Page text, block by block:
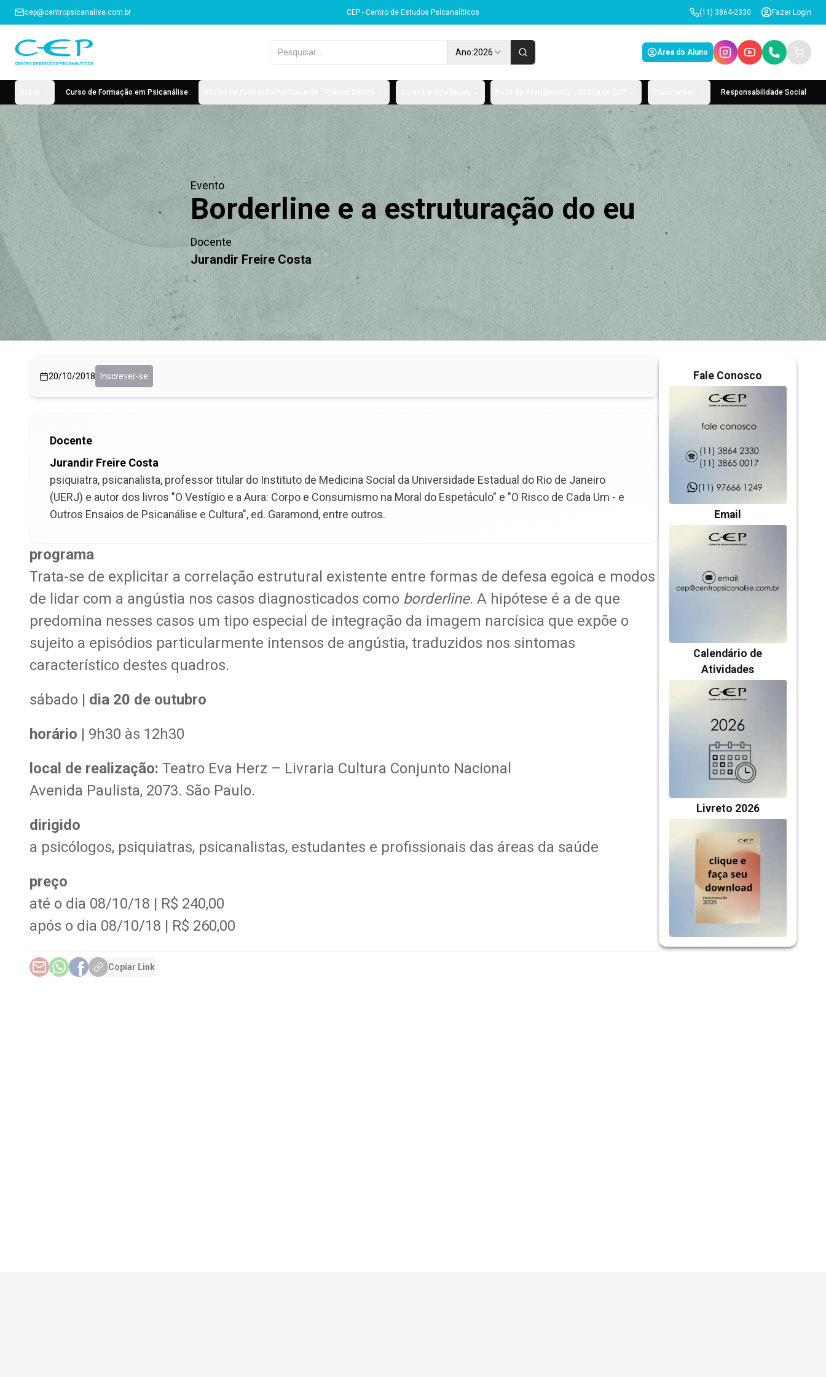
cep@centropsicanalise.com.br CEP - Centro de Estudos Psicanalíticos (11) 3864-2330 Fazer Login
Ano:2026 Área do Aluno
Curso de Formação em Psicanálise Responsabilidade Social
Evento
Borderline e a estruturação do eu
Docente
Jurandir Freire Costa
20/10/2018 Inscrever-se
programa
Trata-se de explicitar a correlação estrutural existente entre formas de defesa egoica e modos
de lidar com a angústia nos casos diagnosticados como borderline. A hipótese é a de que
predomina nesses casos um tipo especial de integração da imagem narcísica que expõe o
sujeito a episódios particularmente intensos de angústia, traduzidos nos sintomas
característico destes quadros.
sábado | dia 20 de outubro
horário | 9h30 às 12h30
local de realização: Teatro Eva Herz – Livraria Cultura Conjunto Nacional
Avenida Paulista, 2073. São Paulo.
dirigido
a psicólogos, psiquiatras, psicanalistas, estudantes e profissionais das áreas da saúde
preço
até o dia 08/10/18 | R$ 240,00
após o dia 08/10/18 | R$ 260,00
Docente
Jurandir Freire Costa
psiquiatra, psicanalista, professor titular do Instituto de Medicina Social da Universidade Estadual do Rio de Janeiro
(UERJ) e autor dos livros "O Vestígio e a Aura: Corpo e Consumismo na Moral do Espetáculo" e "O Risco de Cada Um - e
Outros Ensaios de Psicanálise e Cultura", ed. Garamond, entre outros.
Copiar Link
Fale Conosco
Email
Calendário de
Atividades
Livreto 2026